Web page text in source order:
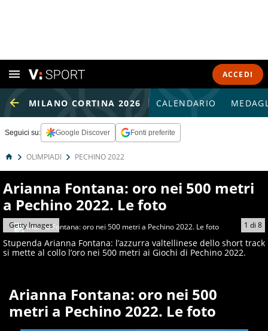
ACCEDI
MILANO CORTINA 2026 CALENDARIO
Seguici su: Google Discover Fonti preferite
OLIMPIADI PECHINO 2022
Arianna Fontana: oro nei 500 metri
a Pechino 2022. Le foto
1 di 8
Getty Images
Stupenda Arianna Fontana: l’azzurra valtellinese dello short track
si mette al collo l’oro nei 500 metri ai Giochi di Pechino 2022.
Arianna Fontana: oro nei 500
metri a Pechino 2022. Le foto